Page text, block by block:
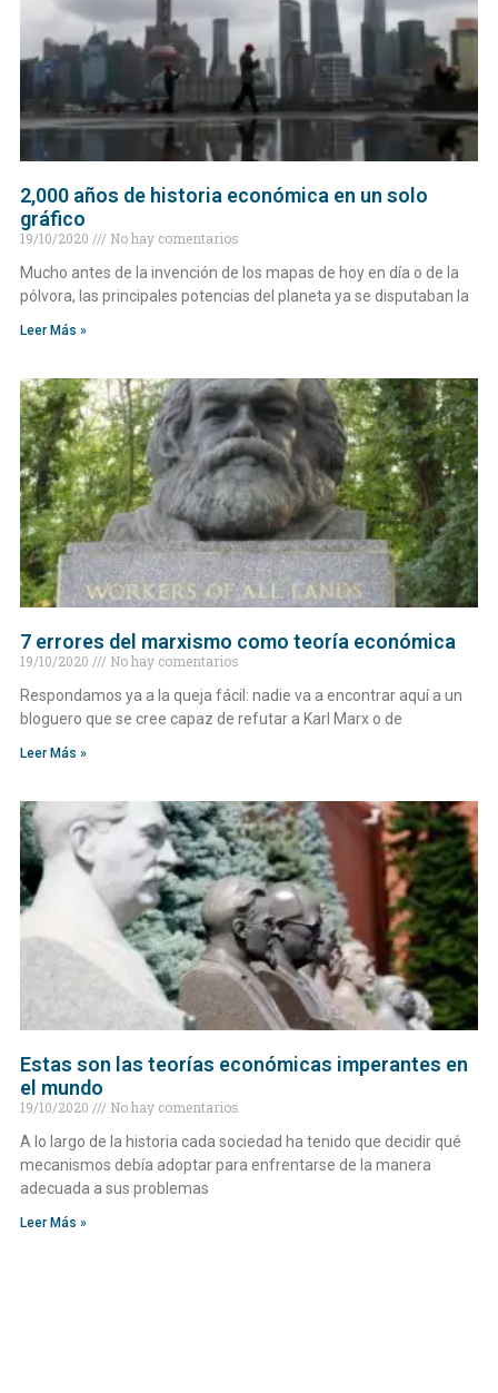
2,000 años de historia económica en un solo
gráfico
19/10/2020
No hay comentarios
Mucho antes de la invención de los mapas de hoy en día o de la
pólvora, las principales potencias del planeta ya se disputaban la
Leer Más »
7 errores del marxismo como teoría económica
19/10/2020
No hay comentarios
Respondamos ya a la queja fácil: nadie va a encontrar aquí a un
bloguero que se cree capaz de refutar a Karl Marx o de
Leer Más »
Estas son las teorías económicas imperantes en
el mundo
19/10/2020
No hay comentarios
A lo largo de la historia cada sociedad ha tenido que decidir qué
mecanismos debía adoptar para enfrentarse de la manera
adecuada a sus problemas
Leer Más »